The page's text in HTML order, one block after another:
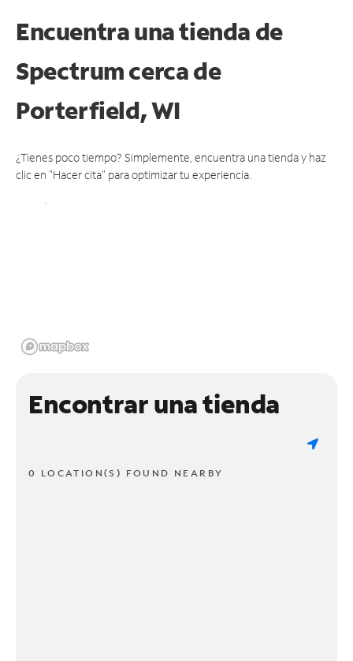
Encuentra una tienda de
Spectrumcerca de
Porterfield, WI
¿Tienes poco tiempo? Simplemente, encuentra una tienda y haz
clic en "Hacer cita" para optimizar tu experiencia.
Encontrar una tienda
0 LOCATION(S) FOUND NEARBY